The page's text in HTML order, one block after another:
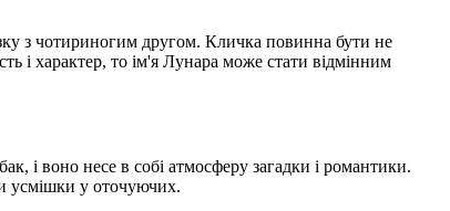
з чотириногим другом. Кличка повинна бути не
і характер, то ім'я Лунара може стати відмінним
і воно несе в собі атмосферу загадки і романтики.
усмішки у оточуючих.